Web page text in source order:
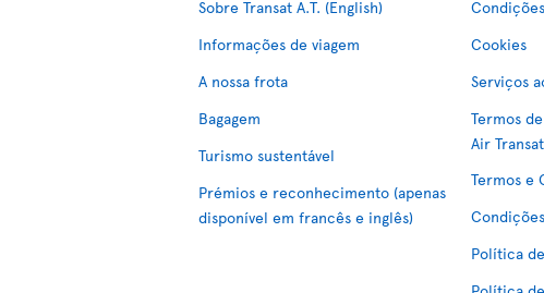
Sobre Transat A.T. (English)
Informações de viagem
A nossa frota
Bagagem
Turismo sustentável
Prémios e reconhecimento (apenas
disponível em francês e inglês)
Cookies
Serviços
Termos
Air Transat
Termos e
Política